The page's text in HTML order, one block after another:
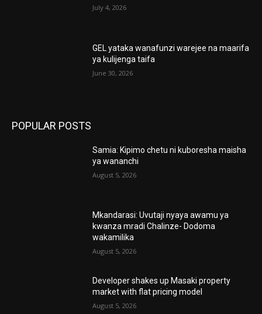
July 4, 2026
GEL yataka wanafunzi warejee na maarifa
ya kulijenga taifa
June 30, 2026
POPULAR POSTS
Samia: Kipimo chetu ni kuboresha maisha
ya wananchi
August 5, 2026
Mkandarasi: Uvutaji nyaya awamu ya
kwanza mradi Chalinze- Dodoma
wakamilika
August 5, 2026
Developer shakes up Masaki property
market with flat pricing model
August 5, 2026